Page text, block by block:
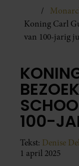
Koning Carl
van 100-jarig
100-
Tekst: Denise
1 april 2025